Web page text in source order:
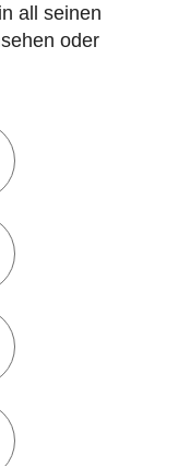
all seinen
oder